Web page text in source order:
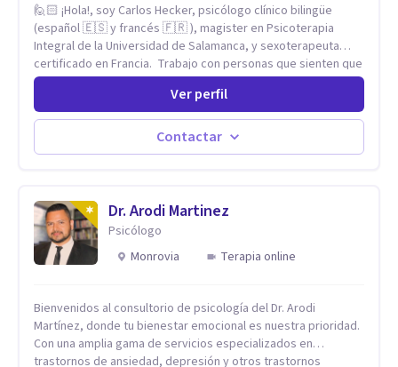
🙋🏻 ¡Hola!, soy Carlos Hecker, psicólogo clínico bilingüe
(español 🇪🇸 y francés 🇫🇷 ), magister en Psicoterapia
Integral de la Universidad de Salamanca, y sexoterapeuta
certificado en Francia. Trabajo con personas que sienten que
algo en su vida dejó de calzar: ansiedad que se desborda,
tristeza que no se va, duelos que se alargan, relaciones que
repiten el mismo patrón o preguntas en torno a la sexualidad
y la identidad que necesitan un espacio seguro para ser
habladas. Mi orientación teórica integra una mirada
contigo, con las demás personas y con tu entorno. Además
de mi formación en psicoterapia, cuento con especialización
en sexoterapia, por lo que también acompaño temas de salud
sexual, terapia de pareja, diversidad sexual y de género,
hablar de estos temas sin juicios, con respeto y libertad.
Trabajo con objetivos claros y realistas, sin fórmulas rígidas:
combinamos profundidad emocional con una mirada práctica
Ver perfil
Contactar
Dr. Arodi Martinez
Psicólogo
Monrovia
Terapia online
Bienvenidos al consultorio de psicología del Dr. Arodi
Martínez, donde tu bienestar emocional es nuestra prioridad.
Con una amplia gama de servicios especializados en
trastornos de ansiedad, depresión y otros trastornos